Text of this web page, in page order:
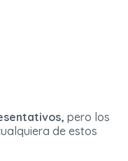
pero los
de estos